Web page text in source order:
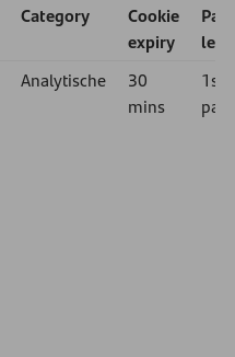
Category
Cookie
expiry
Analytische
30
mins
1st